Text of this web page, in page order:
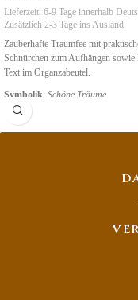
Lieferzeit: 6-9 Tage innerhalb
Zusätzlich 2-3 Tage ins Ausland.
Zauberhafte Traumfee mit
Schnürchen zum Aufhängen sowie
Text im Organzabeutel.
Symbolik: Schöne Träume